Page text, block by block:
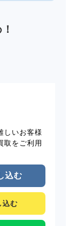
しいお客様
取をご利用
込む
込む